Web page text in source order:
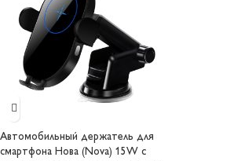
Автомобильный держатель для
смартфона Нова (Nova) 15W с